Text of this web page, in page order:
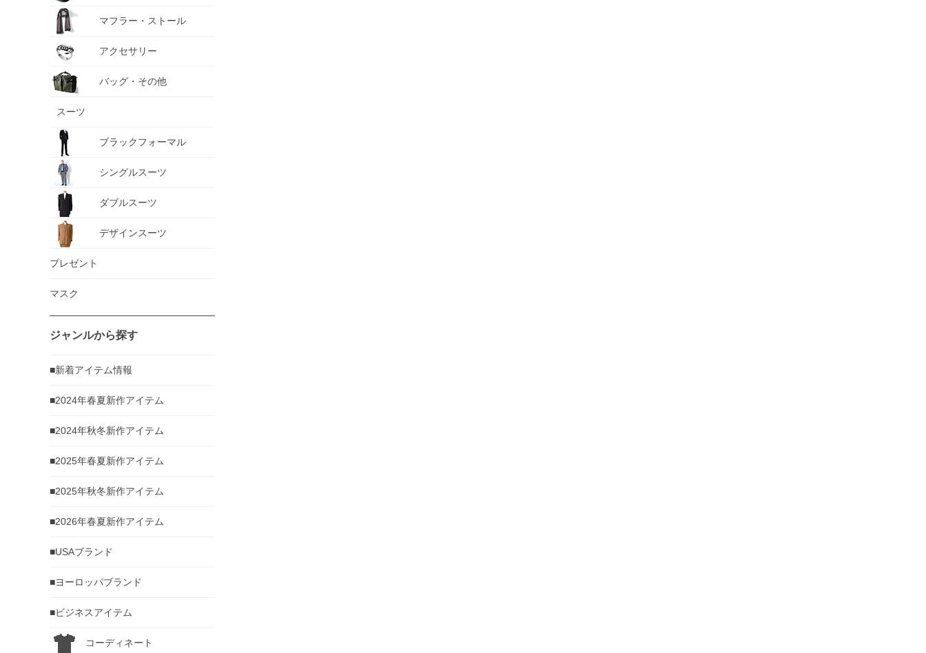
マフラー・ストール
アクセサリー
バッグ・その他
スーツ
ブラックフォーマル
シングルスーツ
ダブルスーツ
デザインスーツ
プレゼント
マスク
ジャンルから探す
■新着アイテム情報
■2024年春夏新作アイテム
■2024年秋冬新作アイテム
■2025年春夏新作アイテム
■2025年秋冬新作アイテム
■2026年春夏新作アイテム
■USAブランド
■ヨーロッパブランド
■ビジネスアイテム
コーディネート